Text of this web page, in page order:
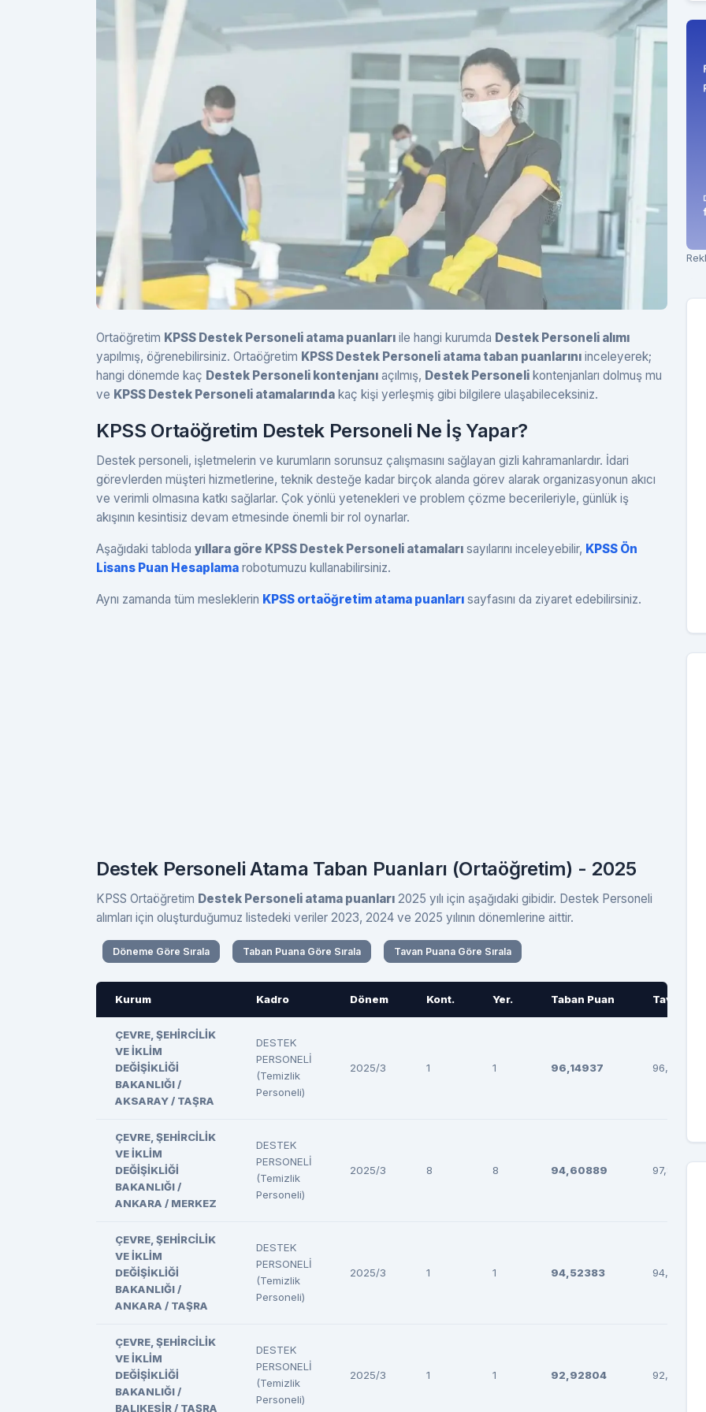
Ortaöğretim KPSS Destek Personeli atama puanları ile hangi kurumda Destek Personeli alımı
yapılmış, öğrenebilirsiniz. Ortaöğretim KPSS Destek Personeli atama taban puanlarını inceleyerek;
hangi dönemde kaç Destek Personeli kontenjanı açılmış, Destek Personeli kontenjanları dolmuş mu
ve KPSS Destek Personeli atamalarında kaç kişi yerleşmiş gibi bilgilere ulaşabileceksiniz.
KPSS Ortaöğretim Destek Personeli Ne İş Yapar?
Destek personeli, işletmelerin ve kurumların sorunsuz çalışmasını sağlayan gizli kahramanlardır. İdari
görevlerden müşteri hizmetlerine, teknik desteğe kadar birçok alanda görev alarak organizasyonun akıcı
ve verimli olmasına katkı sağlarlar. Çok yönlü yetenekleri ve problem çözme becerileriyle, günlük iş
akışının kesintisiz devam etmesinde önemli bir rol oynarlar.
Aşağıdaki tabloda yıllara göre KPSS Destek Personeli atamaları sayılarını inceleyebilir, KPSS Ön
Lisans Puan Hesaplama robotumuzu kullanabilirsiniz.
Aynı zamanda tüm mesleklerin KPSS ortaöğretim atama puanları sayfasını da ziyaret edebilirsiniz.
Destek Personeli Atama Taban Puanları (Ortaöğretim) - 2025
KPSS Ortaöğretim Destek Personeli atama puanları 2025 yılı için aşağıdaki gibidir. Destek Personeli
alımları için oluşturduğumuz listedeki veriler 2023, 2024 ve 2025 yılının dönemlerine aittir.
Döneme Göre Sırala Taban Puana Göre Sırala Tavan Puana Göre Sırala
Kurum Kadro Dönem Kont. Yer. Taban Puan Tavan
ÇEVRE, ŞEHİRCİLİK
VE İKLİM
DEĞİŞİKLİĞİ
BAKANLIĞI /
AKSARAY / TAŞRA
DESTEK
PERSONELİ
(Temizlik
Personeli)
2025/3 1 1 96,14937 96,14937
ÇEVRE, ŞEHİRCİLİK
VE İKLİM
DEĞİŞİKLİĞİ
BAKANLIĞI /
ANKARA / MERKEZ
DESTEK
PERSONELİ
(Temizlik
Personeli)
2025/3 8 8 94,60889 97,85395
ÇEVRE, ŞEHİRCİLİK
VE İKLİM
DEĞİŞİKLİĞİ
BAKANLIĞI /
ANKARA / TAŞRA
DESTEK
PERSONELİ
(Temizlik
Personeli)
2025/3 1 1 94,52383 94,52383
ÇEVRE, ŞEHİRCİLİK
VE İKLİM
DEĞİŞİKLİĞİ
BAKANLIĞI /
BALIKESİR / TAŞRA
DESTEK
PERSONELİ
(Temizlik
Personeli)
2025/3 1 1 92,92804 92,92804